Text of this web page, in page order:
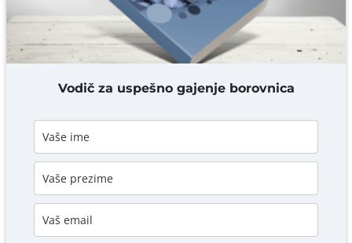
DODAJ KOMENTAR
Vodič za uspešno gajenje borovnica